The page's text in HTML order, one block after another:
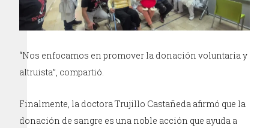
“Nos enfocamos en promover la donación voluntaria y
altruista”, compartió.
Finalmente, la doctora Trujillo Castañeda afirmó que la
donación de sangre es una noble acción que ayuda a